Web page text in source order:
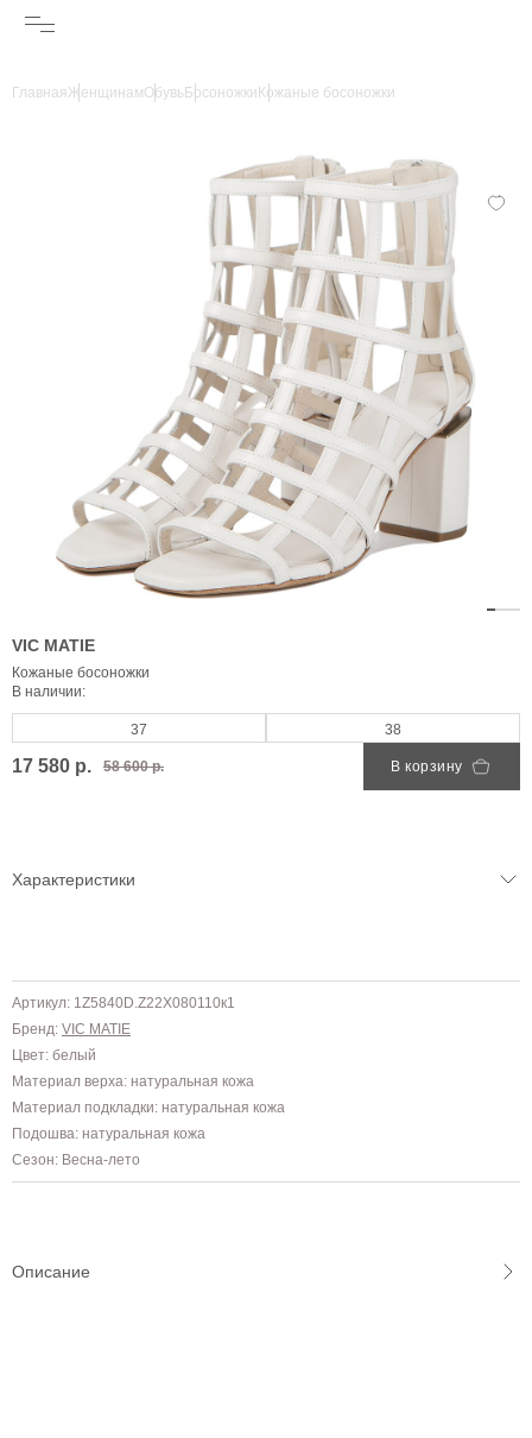
ГлавнаяЖенщинамОбувьБосоножки Кожаные босоножки
VIC MATIE
Кожаные босоножки
В наличии:
37 38
17 580 р. 58 600 р. В корзину
Характеристики
Артикул: 1Z5840D.Z22X080110к1
Бренд: VIC MATIE
Цвет: белый
Материал верха: натуральная кожа
Материал подкладки: натуральная кожа
Подошва: натуральная кожа
Сезон: Весна-лето
Описание